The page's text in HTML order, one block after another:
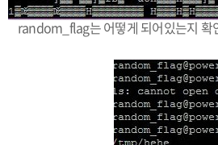
random_flag는 어떻게 되어있는지 확